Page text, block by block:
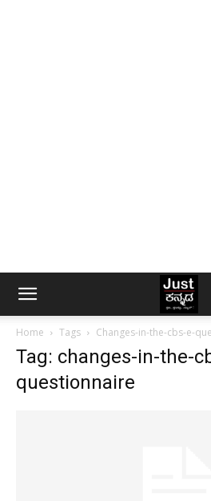
Home Tags Changes-in-the-cbs-e-
Tag: changes-in-the-
questionnaire